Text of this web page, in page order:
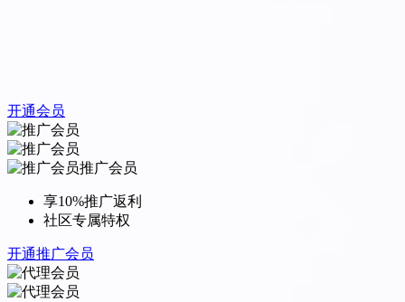
开通会员
推广会员
享10%推广返利
社区专属特权
开通推广会员